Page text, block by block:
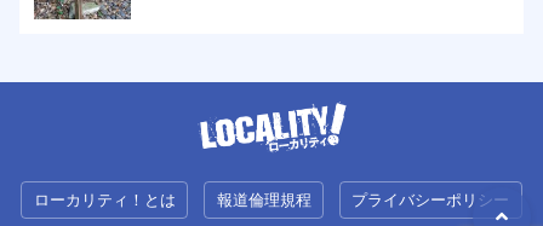
ローカリティ！とは 報道倫理規程 プライバシーポリシー